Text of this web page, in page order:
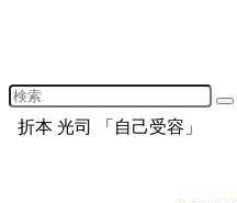
折本 光司 「自己受容」